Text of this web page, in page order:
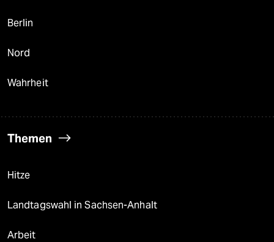
Berlin
Nord
Wahrheit
Themen
Hitze
Landtagswahl in Sachsen-Anhalt
Arbeit